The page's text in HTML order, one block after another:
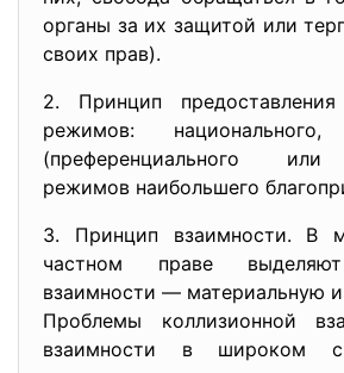
органы за их защитой или
своих прав).
2. Принцип предоставления
режимов: национального,
(преференциального или
режимов наибольшего
3. Принцип взаимности. В
частном праве
взаимности — материальную
Проблемы коллизионной
взаимности в широком